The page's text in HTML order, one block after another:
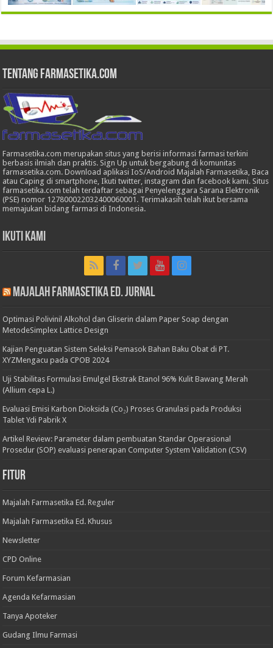
Tentang Farmasetika.com
Farmasetika.com merupakan situs yang berisi informasi farmasi terkini
berbasis ilmiah dan praktis. Sign Up untuk bergabung di komunitas
farmasetika.com. Download aplikasi IoS/Android Majalah Farmasetika, Baca
atau Caping di smartphone, Ikuti twitter, instagram dan facebook kami. Situs
farmasetika.com telah terdaftar sebagai Penyelenggara Sarana Elektronik
(PSE) nomor 127800022032400060001. Terimakasih telah ikut bersama
memajukan bidang farmasi di Indonesia.
Ikuti Kami
Majalah Farmasetika Ed. Jurnal
Optimasi Polivinil Alkohol dan Gliserin dalam Paper Soap dengan
MetodeSimplex Lattice Design
Kajian Penguatan Sistem Seleksi Pemasok Bahan Baku Obat di PT.
XYZMengacu pada CPOB 2024
Uji Stabilitas Formulasi Emulgel Ekstrak Etanol 96% Kulit Bawang Merah
(Allium cepa L.)
Evaluasi Emisi Karbon Dioksida (Co₂) Proses Granulasi pada Produksi
Tablet Ydi Pabrik X
Artikel Review: Parameter dalam pembuatan Standar Operasional
Prosedur (SOP) evaluasi penerapan Computer System Validation (CSV)
Fitur
Majalah Farmasetika Ed. Reguler
Majalah Farmasetika Ed. Khusus
Newsletter
CPD Online
Forum Kefarmasian
Agenda Kefarmasian
Tanya Apoteker
Gudang Ilmu Farmasi